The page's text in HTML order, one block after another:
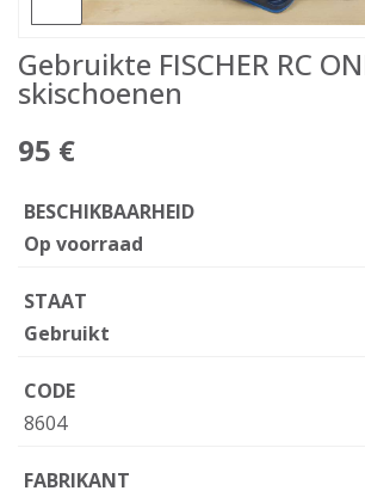
Gebruikte FISCHER RC
skischoenen
95 €
BESCHIKBAARHEID
Op voorraad
STAAT
Gebruikt
CODE
8604
FABRIKANT